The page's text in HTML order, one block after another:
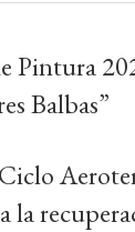
Pintura
Balbas”
la